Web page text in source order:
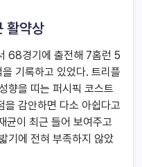
활약상
68경기에 출전해 7홈런 5
기록하고 있었다. 트리플
향을 띠는 퍼시픽 코스트
감안하면 다소 아쉽다고
균이 최근 들어 보여주고
기에 전혀 부족하지 않았